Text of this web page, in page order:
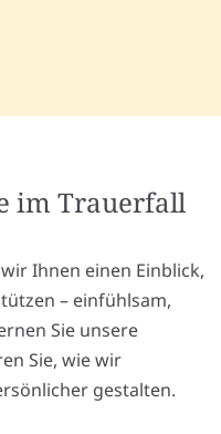
im Trauerfall
Ihnen einen Einblick,
– einfühlsam,
Sie unsere
Sie, wie wir
gestalten.